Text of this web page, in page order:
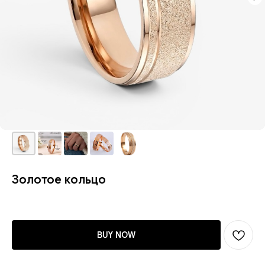
Золотое кольцо
BUY NOW